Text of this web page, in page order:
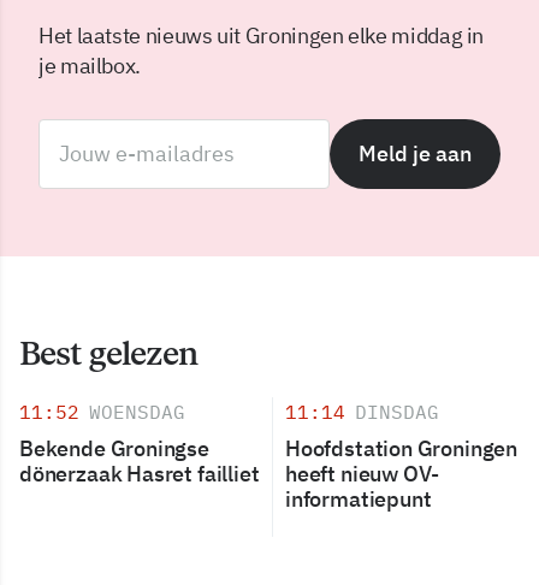
Het laatste nieuws uit Groningen elke middag in
je mailbox.
Meld je aan
Best gelezen
11:52 WOENSDAG
Bekende Groningse
dönerzaak Hasret failliet
11:14 DINSDAG
Hoofdstation Groningen
heeft nieuw OV-
informatiepunt